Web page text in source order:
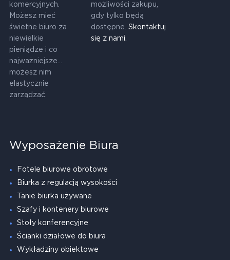
komercyjnych.
Możesz mieć
świetne biuro za
niewielkie
pieniądze i co
najważniejsze...
możesz nim
elastycznie
zarządzać.
możliwości zakupu,
gdy tylko będą
dostępne. Skontaktuj
się z nami.
Wyposażenie Biura
Fotele biurowe obrotowe
Biurka z regulacją wysokości
Tanie biurka używane
Szafy i kontenery biurowe
Stoły konferencyjne
Ścianki działowe do biura
Wykładziny obiektowe